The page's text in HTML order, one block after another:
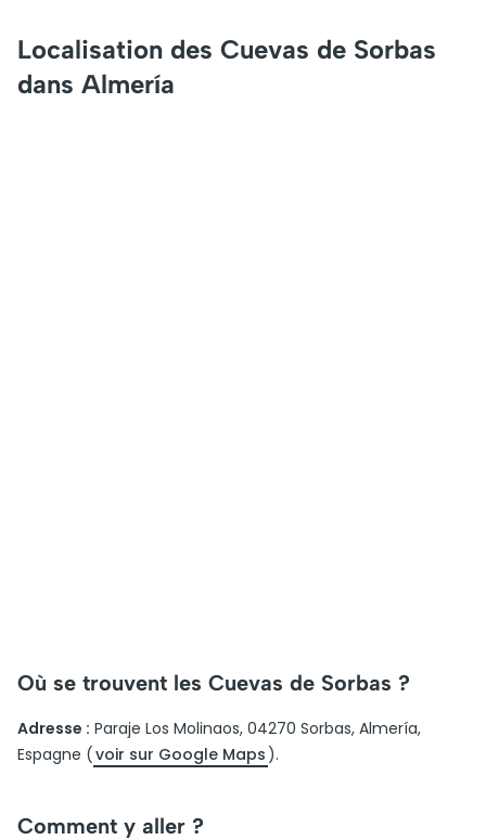
Localisation des Cuevas de Sorbas
dans Almería
Où se trouvent les Cuevas de Sorbas ?
Adresse : Paraje Los Molinaos, 04270 Sorbas, Almería,
Espagne (voir sur Google Maps ).
Comment y aller ?